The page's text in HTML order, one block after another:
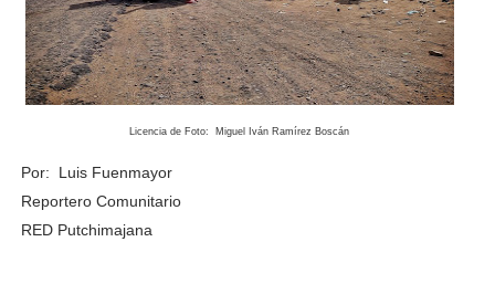
Licencia de Foto: Miguel Iván Ramírez Boscán
Por: Luis Fuenmayor
Reportero Comunitario
RED Putchimajana